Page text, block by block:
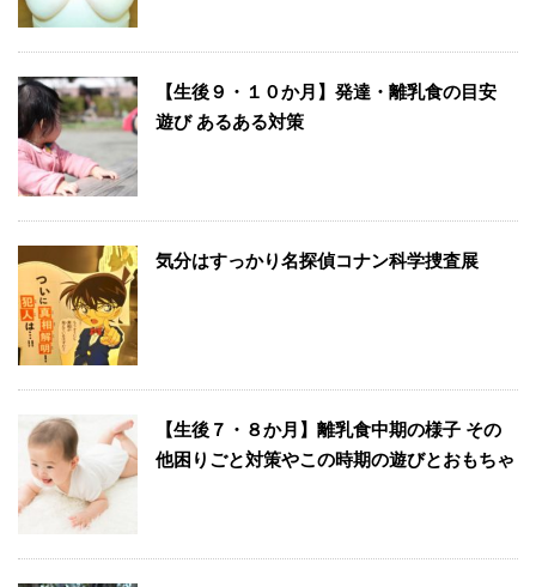
【生後９・１０か月】発達・離乳食の目安
遊び あるある対策
気分はすっかり名探偵コナン科学捜査展
【生後７・８か月】離乳食中期の様子 その
他困りごと対策やこの時期の遊びとおもちゃ